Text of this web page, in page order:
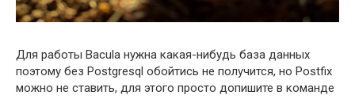
Для работы Bacula нужна какая-нибудь база данных
поэтому без Postgresql обойтись не получится, но Postfix
можно не ставить, для этого просто допишите в команде